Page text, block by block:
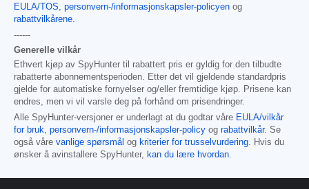
EULA/TOS, personvern-/informasjonskapsler-policyen og
rabattvilkårene.
------
Generelle vilkår
Ethvert kjøp av SpyHunter til rabattert pris er gyldig for den tilbudte
rabatterte abonnementsperioden. Etter det vil gjeldende standardpris
gjelde for automatiske fornyelser og/eller fremtidige kjøp. Prisene kan
endres, men vi vil varsle deg på forhånd om prisendringer.
Alle SpyHunter-versjoner er underlagt at du godtar våre EULA/vilkår
for bruk, personvern-/informasjonskapsler-policy og rabattvilkår. Se
også våre vanlige spørsmål og kriterier for trusselvurdering. Hvis du
ønsker å avinstallere SpyHunter, kan du lære hvordan.